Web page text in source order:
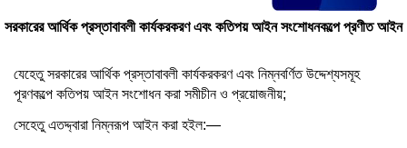
সরকারের আর্থিক প্রস্তাবাবলী কার্যকরকরণ এবং কতিপয় আইন সংশোধনকল্পে প্রণীত আইন
যেহেতু সরকারের আর্থিক প্রস্তাবাবলী কার্যকরকরণ এবং নিম্নবর্ণিত উদ্দেশ্যসমূহ
পূরণকল্পে কতিপয় আইন সংশোধন করা সমীচীন ও প্রয়োজনীয়;
সেহেতু এতদ্দ্বারা নিম্নরূপ আইন করা হইল:—